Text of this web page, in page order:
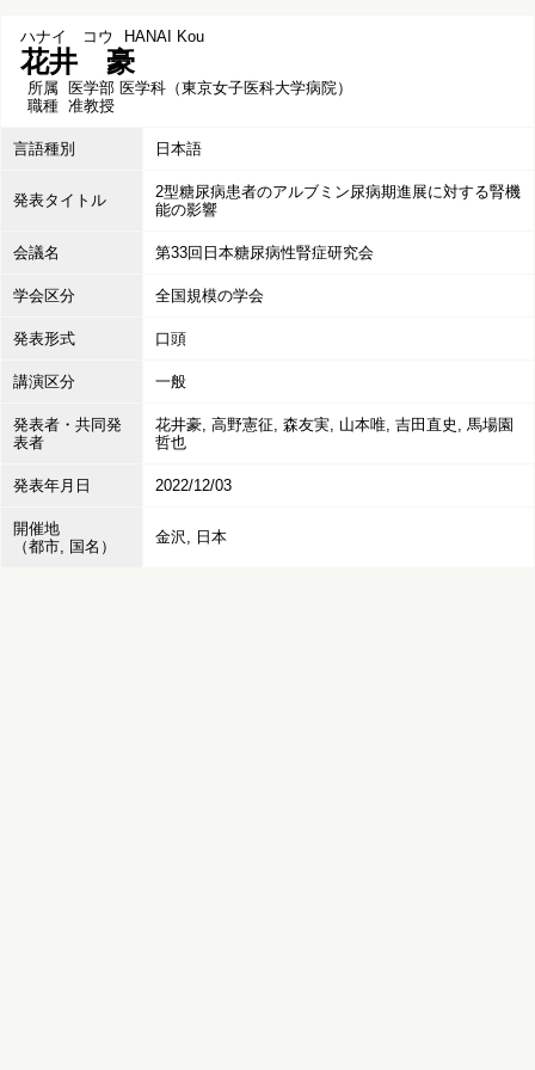
ハナイ コウ HANAI Kou
花井 豪
所属 医学部 医学科（東京女子医科大学病院）
職種 准教授
言語種別 日本語
発表タイトル
2型糖尿病患者のアルブミン尿病期進展に対する腎機
能の影響
会議名 第33回日本糖尿病性腎症研究会
学会区分 全国規模の学会
発表形式 口頭
講演区分 一般
発表者・共同発
表者
花井豪, 高野憲征, 森友実, 山本唯, 吉田直史, 馬場園
哲也
発表年月日 2022/12/03
開催地
（都市, 国名）
金沢, 日本